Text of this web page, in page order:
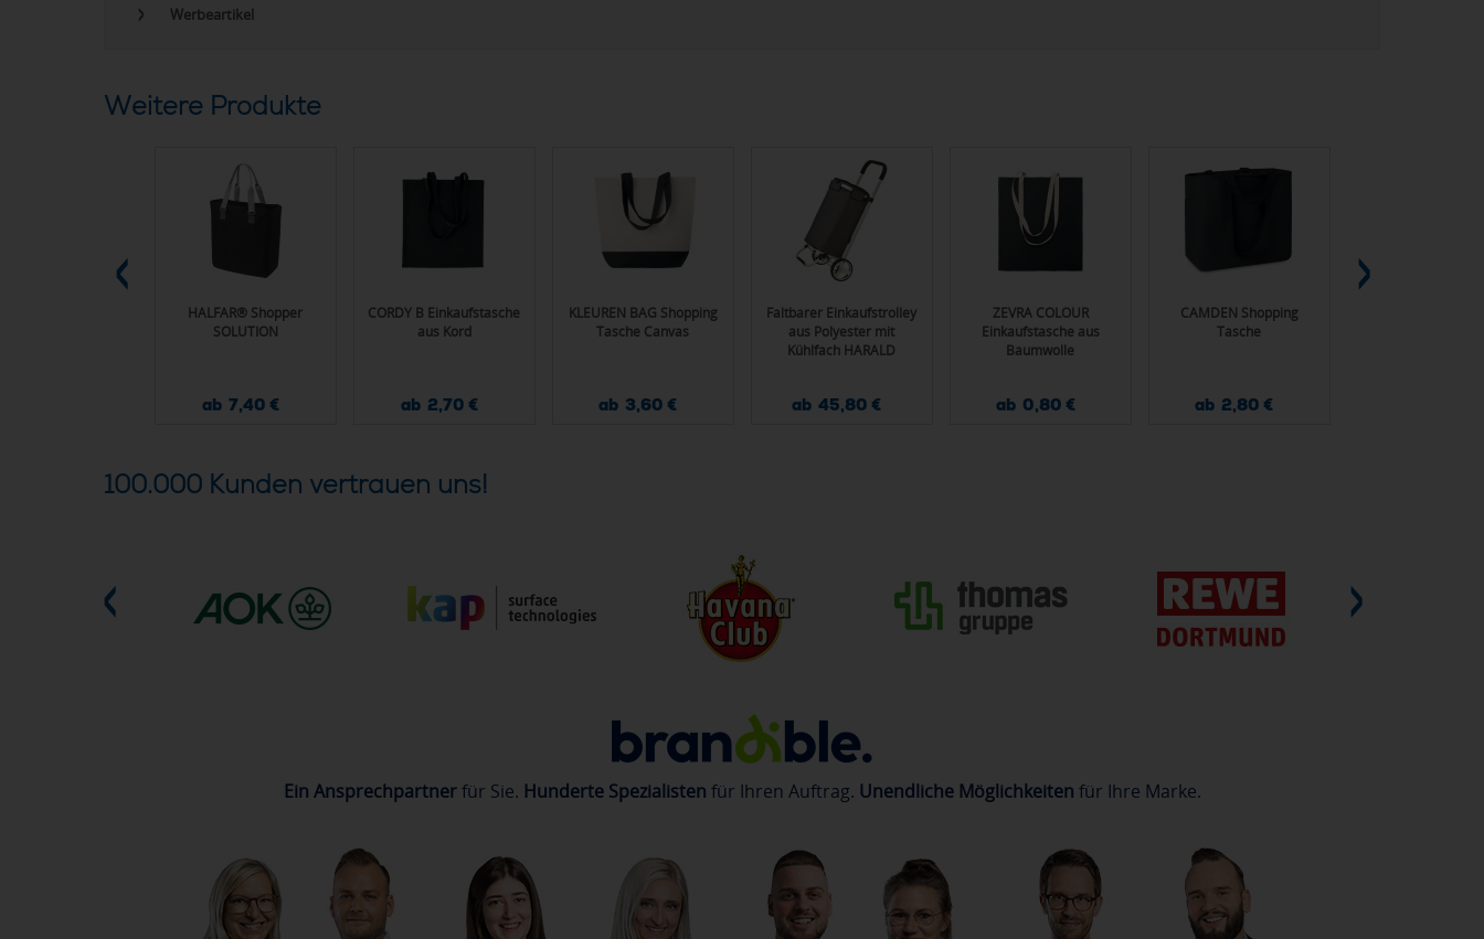
Werbeartikel
Weitere Produkte
HALFAR® Shopper
SOLUTION
ab 7,40 €
CORDY B Einkaufstasche
aus Kord
ab 2,70 €
KLEUREN BAG Shopping
Tasche Canvas
ab 3,60 €
Faltbarer Einkaufstrolley
aus Polyester mit
Kühlfach HARALD
ab 45,80 €
ZEVRA COLOUR
Einkaufstasche aus
Baumwolle
ab 0,80 €
CAMDEN Shopping
Tasche
ab 2,80 €
100.000 Kunden vertrauen uns!
Ein Ansprechpartnerfür Sie. Hunderte Spezialisten für Ihren Auftrag. Unendliche Möglichkeiten für Ihre Marke.